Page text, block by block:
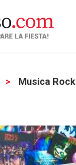
Musica Rock